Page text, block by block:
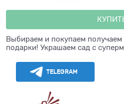
Выбираем и покупаем
подарки! Украшаем сад с
TELEGRAM